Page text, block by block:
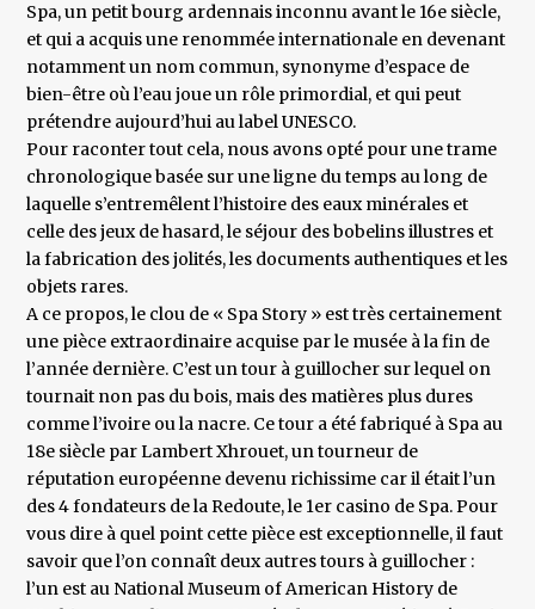
Spa, un petit bourg ardennais inconnu avant le 16e siècle,
et qui a acquis une renommée internationale en devenant
notamment un nom commun, synonyme d’espace de
bien-être où l’eau joue un rôle primordial, et qui peut
prétendre aujourd’hui au label UNESCO.
Pour raconter tout cela, nous avons opté pour une trame
chronologique basée sur une ligne du temps au long de
laquelle s’entremêlent l’histoire des eaux minérales et
celle des jeux de hasard, le séjour des bobelins illustres et
la fabrication des jolités, les documents authentiques et les
objets rares.
A ce propos, le clou de « Spa Story » est très certainement
une pièce extraordinaire acquise par le musée à la fin de
l’année dernière. C’est un tour à guillocher sur lequel on
tournait non pas du bois, mais des matières plus dures
comme l’ivoire ou la nacre. Ce tour a été fabriqué à Spa au
18e siècle par Lambert Xhrouet, un tourneur de
réputation européenne devenu richissime car il était l’un
des 4 fondateurs de la Redoute, le 1er casino de Spa. Pour
vous dire à quel point cette pièce est exceptionnelle, il faut
savoir que l’on connaît deux autres tours à guillocher :
l’un est au National Museum of American History de